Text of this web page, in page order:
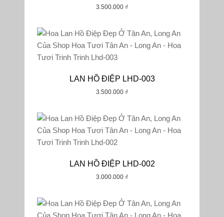
3.500.000 ₫
LAN HỒ ĐIỆP LHD-003
3.500.000 ₫
LAN HỒ ĐIỆP LHD-002
3.000.000 ₫